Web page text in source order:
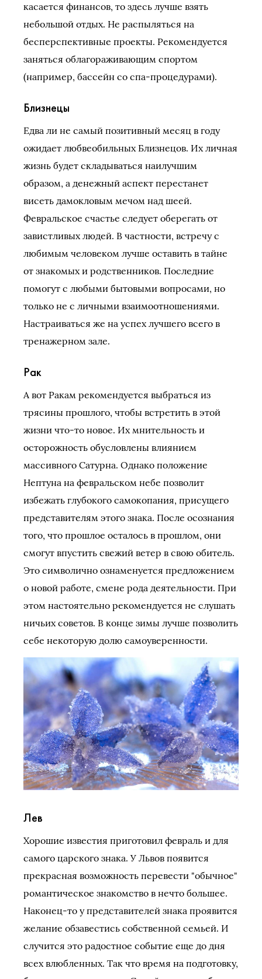
касается финансов, то здесь лучше взять
небольшой отдых. Не распыляться на
бесперспективные проекты. Рекомендуется
заняться облагораживающим спортом
(например, бассейн со спа-процедурами).
Близнецы
Едва ли не самый позитивный месяц в году
ожидает любвеобильных Близнецов. Их личная
жизнь будет складываться наилучшим
образом, а денежный аспект перестанет
висеть дамокловым мечом над шеей.
Февральское счастье следует оберегать от
завистливых людей. В частности, встречу с
любимым человеком лучше оставить в тайне
от знакомых и родственников. Последние
помогут с любыми бытовыми вопросами, но
только не с личными взаимоотношениями.
Настраиваться же на успех лучшего всего в
тренажерном зале.
Рак
А вот Ракам рекомендуется выбраться из
трясины прошлого, чтобы встретить в этой
жизни что-то новое. Их мнительность и
осторожность обусловлены влиянием
массивного Сатурна. Однако положение
Нептуна на февральском небе позволит
избежать глубокого самокопания, присущего
представителям этого знака. После осознания
того, что прошлое осталось в прошлом, они
смогут впустить свежий ветер в свою обитель.
Это символично ознаменуется предложением
о новой работе, смене рода деятельности. При
этом настоятельно рекомендуется не слушать
ничьих советов. В конце зимы лучше позволить
себе некоторую долю самоуверенности.
Лев
Хорошие известия приготовил февраль и для
самого царского знака. У Львов появится
прекрасная возможность перевести "обычное"
романтическое знакомство в нечто большее.
Наконец-то у представителей знака проявится
желание обзавестись собственной семьей. И
случится это радостное событие еще до дня
всех влюбленных. Так что время на подготовку,